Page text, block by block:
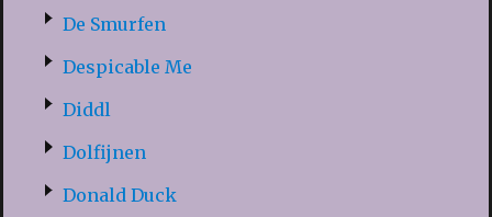
De Smurfen
Despicable Me
Diddl
Dolfijnen
Donald Duck